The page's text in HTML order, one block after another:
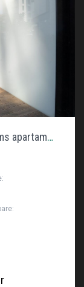
Floreasca | Top-of-the-line 2 bedrooms apartament